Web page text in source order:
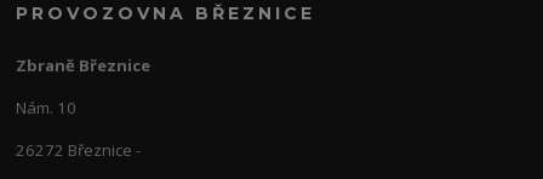
PROVOZOVNA BŘEZNICE
Zbraně Březnice
Nám. 10
26272 Březnice -